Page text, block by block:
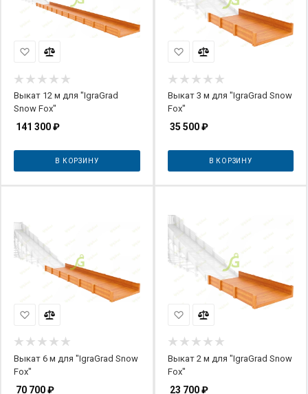
Выкат 12 м для "IgraGrad
Snow Fox"
141 300₽
В КОРЗИНУ
Выкат 3 м для "IgraGrad Snow
Fox"
35 500₽
В КОРЗИНУ
Выкат 6 м для "IgraGrad Snow
Fox"
70 700₽
Выкат 2 м для "IgraGrad Snow
Fox"
23 700₽